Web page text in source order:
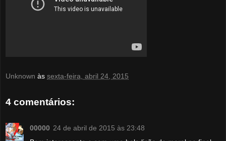
Unknown às sexta-feira, abril 24, 2015
4 comentários:
00000 24 de abril de 2015 às 23:48